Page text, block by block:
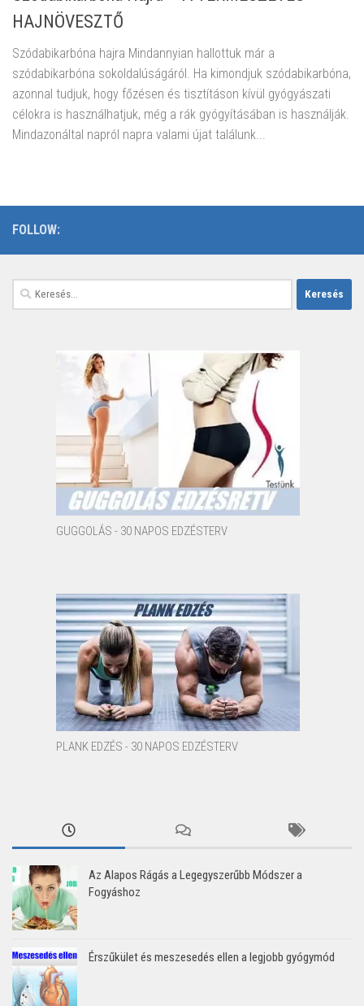
HAJNÖVESZTŐ
Szódabikarbóna hajra Mindannyian hallottuk már a
szódabikarbóna sokoldalúságáról. Ha kimondjuk szódabikarbóna,
azonnal tudjuk, hogy főzésen és tisztításon kívül gyógyászati ​​
célokra is használhatjuk, még a rák gyógyításában is használják.
Mindazonáltal napról napra valami újat találunk...
FOLLOW:
Keresés:
GUGGOLÁS - 30 NAPOS EDZÉSTERV
PLANK EDZÉS - 30 NAPOS EDZÉSTERV
Az Alapos Rágás a Legegyszerűbb Módszer a
Fogyáshoz
Érszűkület és meszesedés ellen a legjobb gyógymód